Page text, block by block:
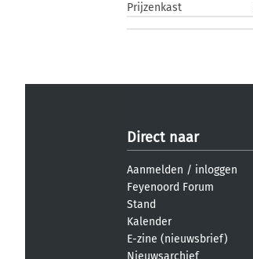
Prijzenkast
Direct naar
Aanmelden / inloggen
Feyenoord Forum
Stand
Kalender
E-zine (nieuwsbrief)
Nieuwsarchief